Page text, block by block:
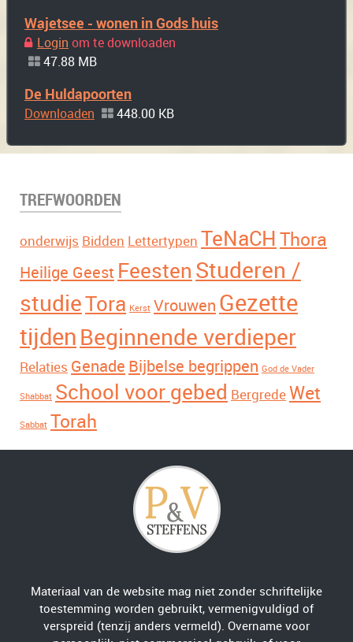
Wajetsee - wonen in Gods huis
Login om te downloaden
47.88 MB
De Huldapoorten
Downloaden 448.00 KB
TREFWOORDEN
onderwijs Bidden Lettertypen TeNaCH Thora
Heilige Geest Feesten Studeren /
studieTora Kerst Vrouwen Gezette
tijden Beginnende verdieper
Relaties Genade Bijbelse begrippen God de Vader
Shabbat School voor gebed Bergrede Wet
Sabbat Torah
Materiaal van de website mag niet zonder schriftelijke
toestemming worden gebruikt, vermenigvuldigd of
verspreid (tenzij anders vermeld). Overname voor